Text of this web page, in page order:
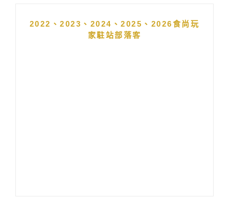
2022、2023、2024、2025、2026食尚玩
家駐站部落客